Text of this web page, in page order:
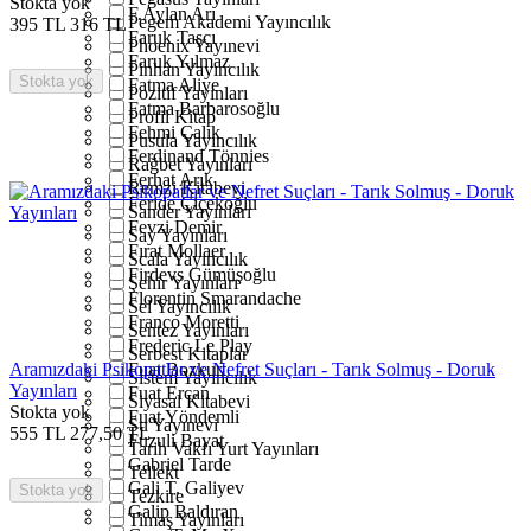
Pegem Akademi Yayıncılık
Phoenix Yayınevi
Pinhan Yayıncılık
Pozitif Yayınları
Profil Kitap
Pusula Yayıncılık
Rağbet Yayınları
Remzi Kitabevi
Sander Yayınları
Say Yayınları
Scala Yayıncılık
Şehir Yayınları
Sel Yayıncılık
Sentez Yayınları
Serbest Kitaplar
Sistem Yayıncılık
Siyasal Kitabevi
Su Yayınevi
Tarih Vakfı Yurt Yayınları
Tellekt
Tezkire
Timaş Yayınları
F.Aylan Arı
Faruk Taşçı
Faruk Yılmaz
Fatma Aliye
Fatma Barbarosoğlu
Fehmi Çalık
Ferdinand Tönnies
Ferhat Arık
Feride Çiçekoğlu
Fevzi Demir
Fırat Mollaer
Firdevs Gümüşoğlu
Florentin Smarandache
Franco Moretti
Frederic Le Play
Fuat Bozkurt
Fuat Ercan
Fuat Yöndemli
Fuzuli Bayat
Gabriel Tarde
Gali T. Galiyev
Galip Baldıran
395 TL 316 TL
Stokta yok
Aramızdaki Psikopatlar ve Nefret Suçları - Tarık Solmuş - Doruk
Yayınları
Stokta yok
555 TL 277,50 TL
Stokta yok